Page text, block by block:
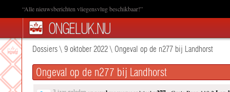
“Alle nieuwsberichten vliegensvlug beschikbaar!”
Dossiers\ 9 oktober 2022\ Ongeval op de n277 bij Landhorst
Ongeval op de n277 bij Landhorst